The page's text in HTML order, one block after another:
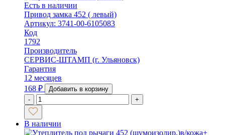
Есть в наличии
Привод замка 452 ( левый)
Артикул: 3741-00-6105083
Код
1792
Производитель
СЕРВИС-ШТАМП (г. Ульяновск)
Гарантия
12 месяцев
168 ₽
Добавить в корзину
-
+
В наличии